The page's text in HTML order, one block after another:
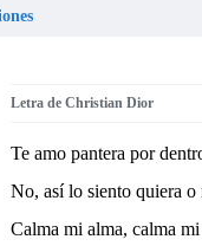
Letra de Christian Dior
Te amo pantera por
No, así lo siento quiera o
Calma mi alma, calma